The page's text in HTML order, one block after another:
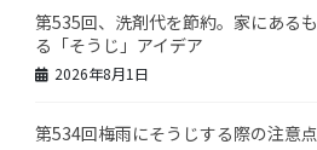
第535回、洗剤代を節約。家にある
る「そうじ」アイデア
2026年8月1日
第534回梅雨にそうじする際の注意点